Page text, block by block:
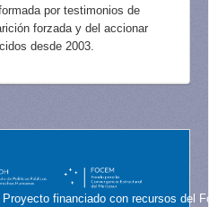
por testimonios de
forzada y del accionar
desde 2003.
Proyecto financiado con recursos del